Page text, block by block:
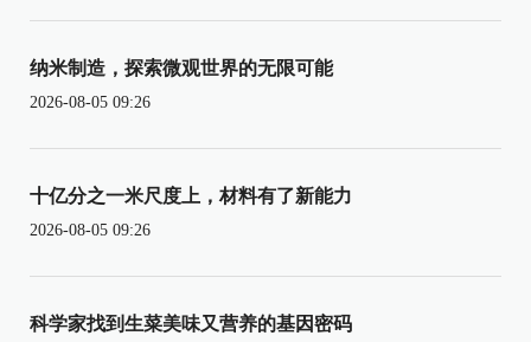
纳米制造，探索微观世界的无限可能
2026-08-05 09:26
十亿分之一米尺度上，材料有了新能力
2026-08-05 09:26
科学家找到生菜美味又营养的基因密码